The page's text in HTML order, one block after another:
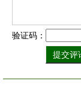
验证码：